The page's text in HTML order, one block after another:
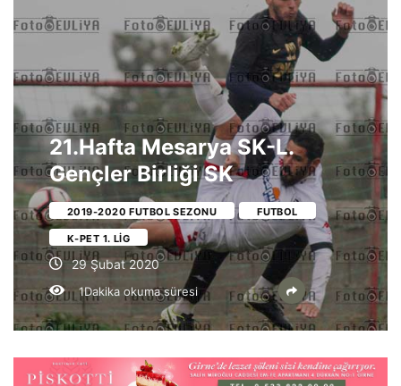
21.Hafta Mesarya SK-L.
Gençler Birliği SK
2019-2020 FUTBOL SEZONU FUTBOL
K-PET 1. LIG
29 Şubat 2020
1Dakika okuma süresi